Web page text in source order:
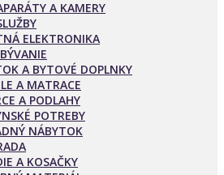
A KAMERY
ELEKTRONIKA
A BYTOVÉ DOPLNKY
A MATRACE
A PODLAHY
POTREBY
NÁBYTOK
A KOSAČKY